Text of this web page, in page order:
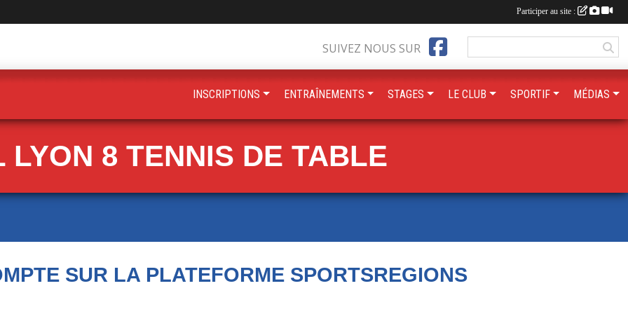
LYON 8 TENNIS DE TABLE
SUR LA PLATEFORME SPORTSREGIONS
SUIVEZ NOUS SUR
INSCRIPTIONS ENTRAÎNEMENTS STAGES LE CLUB SPORTIF MÉDIAS
Participer au site :